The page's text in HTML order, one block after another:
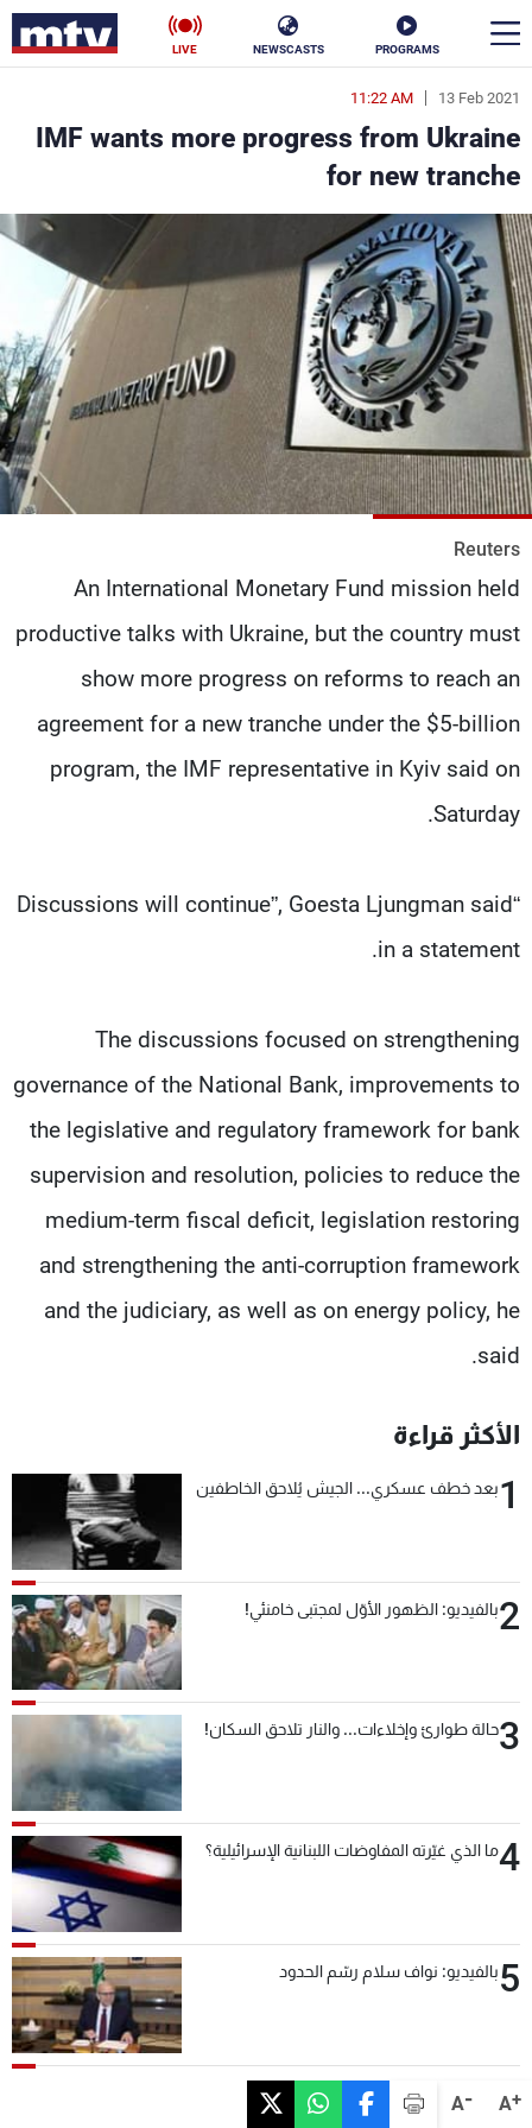
PROGRAMS
NEWSCASTS
LIVE
A+
A-
13 Feb 2021
11:22 AM
IMF wants more progress from Ukraine
for new tranche
Reuters
An International Monetary Fund mission held
productive talks with Ukraine, but the country must
show more progress on reforms to reach an
agreement for a new tranche under the $5-billion
program, the IMF representative in Kyiv said on
Saturday.
“Discussions will continue”, Goesta Ljungman said
in a statement.
The discussions focused on strengthening
governance of the National Bank, improvements to
the legislative and regulatory framework for bank
supervision and resolution, policies to reduce the
medium-term fiscal deficit, legislation restoring
and strengthening the anti-corruption framework
and the judiciary, as well as on energy policy, he
said.
الأكثر قراءة
1بعد خطف عسكري... الجيش يُلاحق الخاطفين
2بالفيديو: الظهور الأوّل لمجتبى خامنئي!
3حالة طوارئ وإخلاءات... والنار تلاحق السكان!
4ما الذي غيّرته المفاوضات اللبنانية الإسرائيلية؟
5بالفيديو: نواف سلام رسّم الحدود
en
الأخبار
سياسة ناس
إقتصاد فن
منوعات
كأس العالم
البرامج
جدول البرامج
شاهد البرامج
الترددات
الإنـتـاج
لاعلاناتكم
تواصل معنا
شروط الإسـتخدام